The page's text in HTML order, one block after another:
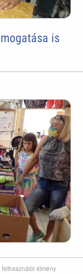
élmény
is